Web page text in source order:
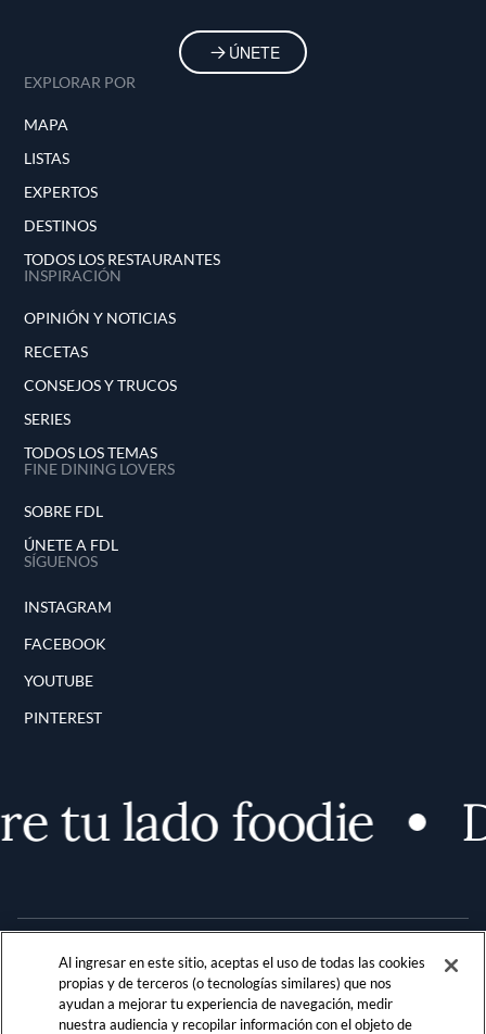
ÚNETE
EXPLORAR POR
MAPA
LISTAS
EXPERTOS
DESTINOS
TODOS LOS RESTAURANTES
INSPIRACIÓN
OPINIÓN Y NOTICIAS
RECETAS
CONSEJOS Y TRUCOS
SERIES
TODOS LOS TEMAS
FINE DINING LOVERS
SOBRE FDL
ÚNETE A FDL
SÍGUENOS
INSTAGRAM
FACEBOOK
YOUTUBE
PINTEREST
tu lado foodie
Al ingresar en este sitio, aceptas el uso de todas las cookies
propias y de terceros (o tecnologías similares) que nos
ayudan a mejorar tu experiencia de navegación, medir
nuestra audiencia y recopilar información con el objeto de